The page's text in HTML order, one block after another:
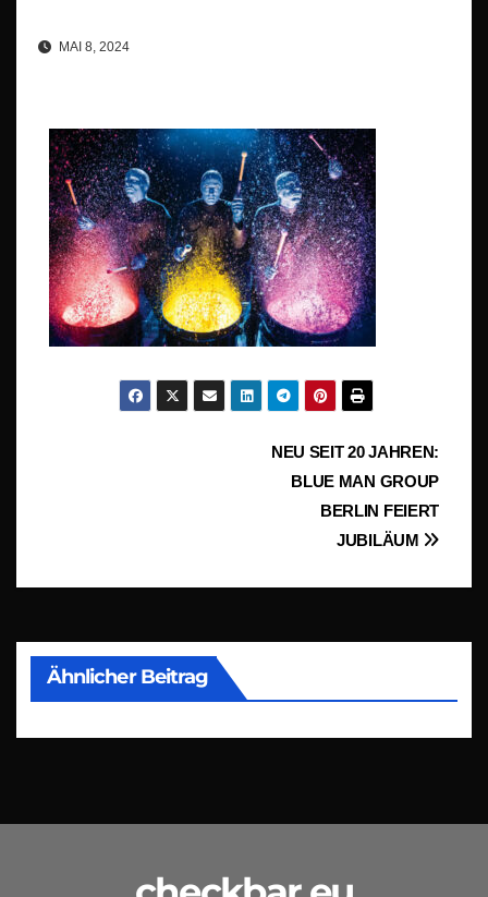
MAI 8, 2024
Beitragsnavigation
NEU SEIT 20 JAHREN:
BLUE MAN GROUP
BERLIN FEIERT
JUBILÄUM
Ähnlicher Beitrag